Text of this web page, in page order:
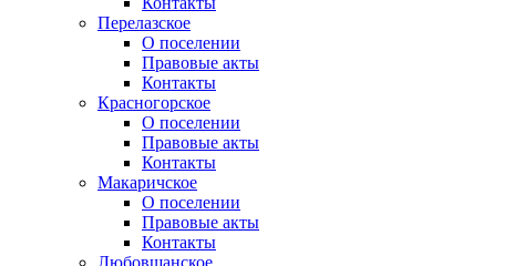
Перелазское
О поселении
Правовые акты
Контакты
Красногорское
О поселении
Правовые акты
Контакты
Макаричское
О поселении
Правовые акты
Контакты
Любовшанское